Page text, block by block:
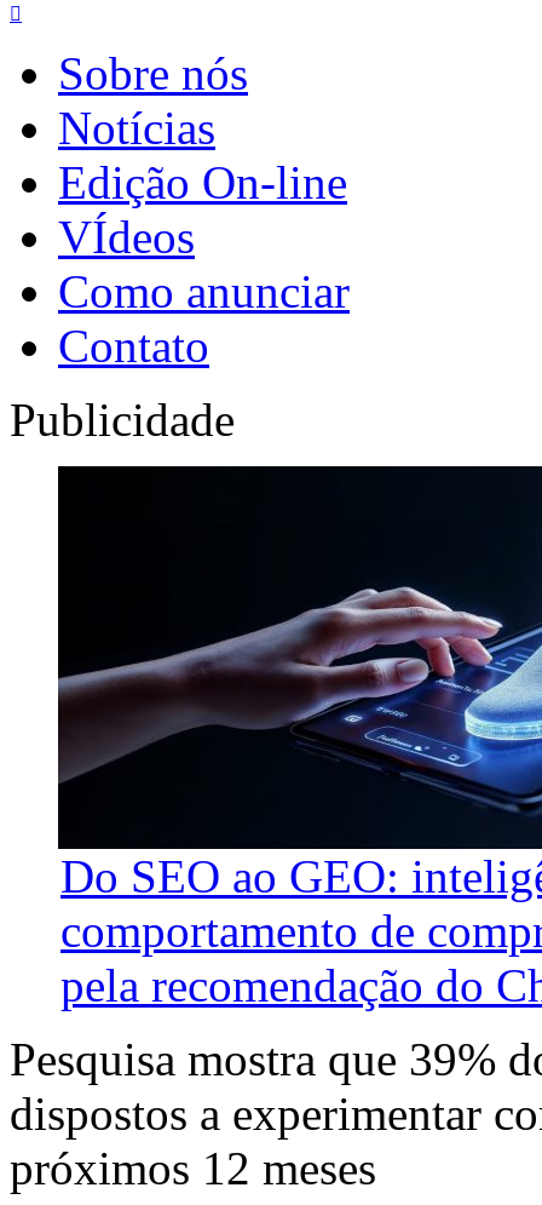

Sobre nós
Notícias
Edição On-line
VÍdeos
Como anunciar
Contato
Publicidade
Do SEO ao GEO:
comportamento de
pela recomendação do
Pesquisa mostra que 39%
dispostos a experimentar
próximos 12 meses